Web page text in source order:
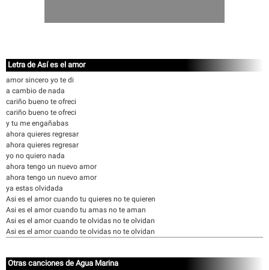
Letra de Así es el amor
amor sincero yo te di
a cambio de nada
cariño bueno te ofreci
cariño bueno te ofreci
y tu me engañabas
ahora quieres regresar
ahora quieres regresar
yo no quiero nada
ahora tengo un nuevo amor
ahora tengo un nuevo amor
ya estas olvidada
Asi es el amor cuando tu quieres no te quieren
Asi es el amor cuando tu amas no te aman
Asi es el amor cuando te olvidas no te olvidan
Asi es el amor cuando te olvidas no te olvidan
Otras canciones de Agua Marina